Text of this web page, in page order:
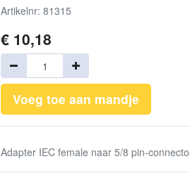
Artikelnr: 81315
€ 10,18
Voeg toe aan mandje
Adapter IEC female naar 5/8 pin-